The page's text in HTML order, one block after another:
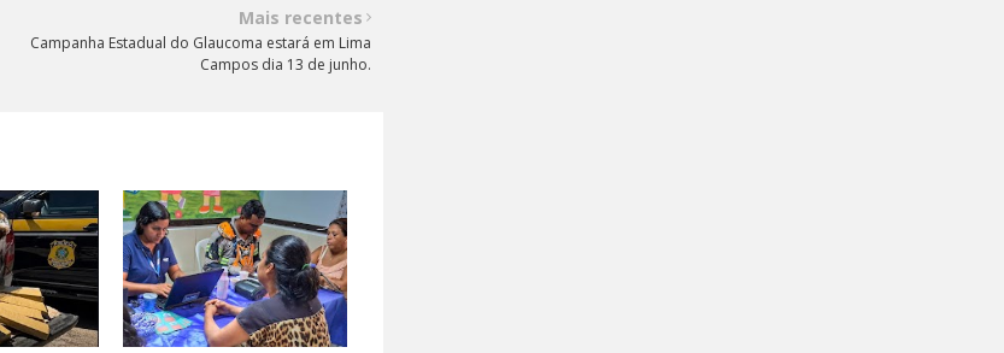
Mais recentes
Campanha Estadual do Glaucoma estará em Lima
Campos dia 13 de junho.